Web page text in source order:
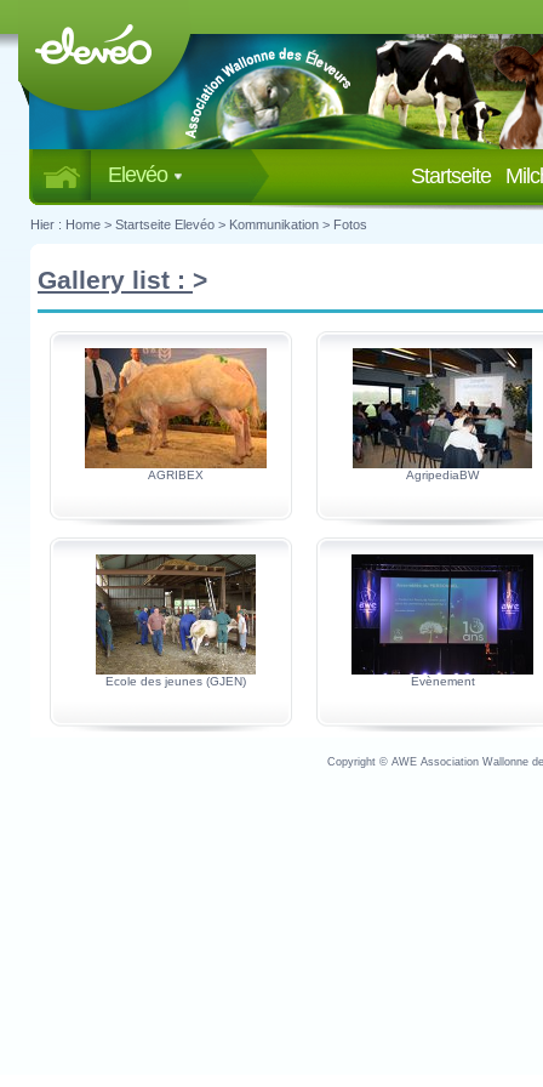
Elevéo Startseite
Hier : Home > Startseite Elevéo > Kommunikation > Fotos
Gallery list : >
AGRIBEX AgripediaBW
Ecole des jeunes (GJEN) Evènement
Copyright © AWE Association Wallonne